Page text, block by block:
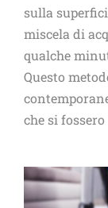
sulla
miscela di
qualche
Questo
che si